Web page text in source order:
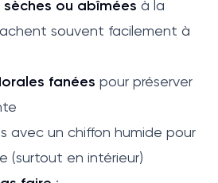
ou abîmées à la
souvent facilement à
fanées pour préserver
avec un chiffon humide pour
(surtout en intérieur)